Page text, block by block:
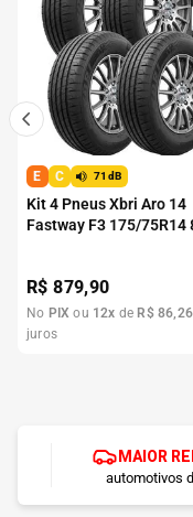
E C 71dB
Kit 4 Pneus Xbri Aro 14
Fastway F3 175/75R14
R$879,90
No PIX ou 12x de R$ 86,26
juros
MAIOR
automotivos